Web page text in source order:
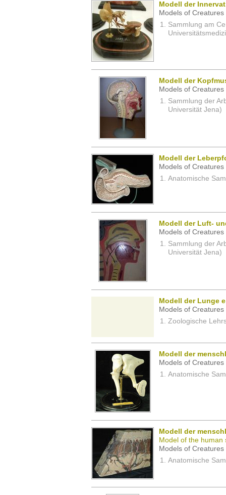
Modell der
Models of
Sammlung am
Modell der
Models of
Sammlung der
Universität Jena)
Modell der
Models of
Anatomische
Modell der Luft-
Models of
Sammlung der
Universität Jena)
Modell der Lunge
Models of
Zoologische
Modell der
Models of
Anatomische
Modell der
Model of the human
Models of
Anatomische